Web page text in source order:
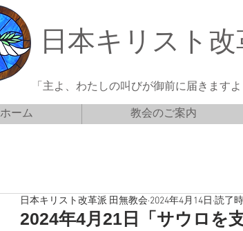
日本キリスト
「主よ、わたしの叫びが御前に届きます
ホーム
教会のご案内
2024年4月21日「サウロを
日本キリスト改革派 田無教会 2024年4月14日 読了